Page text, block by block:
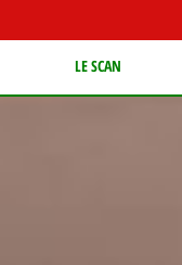
LE SCAN